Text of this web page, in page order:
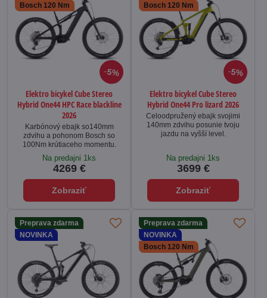
5%
Bosch 120 Nm
Elektro bicykel Cube Stereo
Hybrid One44 HPC Race blackline
2026
Karbónový ebajk so140mm
zdvihu a pohonom Bosch so
100Nm krútiaceho momentu.
Na predajni 1ks
4269 €
Zobraziť
5%
Bosch 120 Nm
Elektro bicykel Cube Stereo
Hybrid One44 Pro lizard 2026
Celoodpružený ebajk svojimi
140mm zdvihu posunie tvoju
jazdu na vyšší level.
Na predajni 1ks
3699 €
Zobraziť
Preprava zdarma
NOVINKA
Preprava zdarma
NOVINKA
Bosch 120 Nm